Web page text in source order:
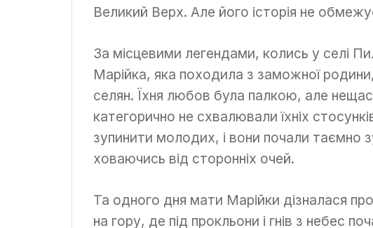
Великий Верх. Але його історія не
За місцевими легендами, колись у селі
Марійка, яка походила з заможної родини,
селян. Їхня любов була палкою, але
категорично не схвалювали їхніх
зупинити молодих, і вони почали таємно
ховаючись від сторонніх очей.
Та одного дня мати Марійки дізналася про
на гору, де під прокльони і гнів з небес